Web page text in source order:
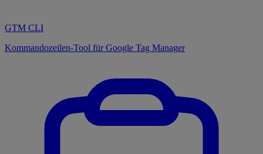
GTM CLI
Kommandozeilen-Tool für Google Tag Manager